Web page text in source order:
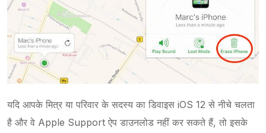
यदि आपके मित्र या परिवार के सदस्य का डिवाइस iOS 12 से नीचे चलता
है और वे Apple Support ऐप डाउनलोड नहीं कर सकते हैं, तो इसके